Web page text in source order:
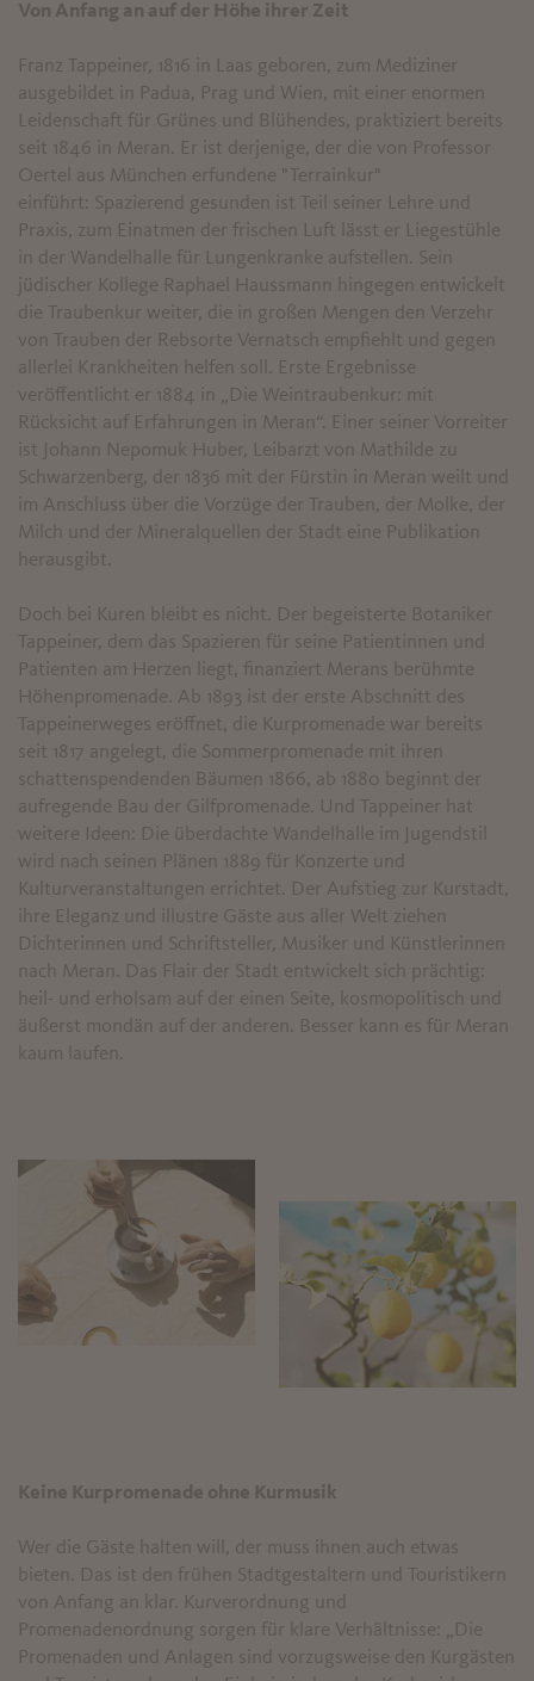
Von Anfang an auf der Höhe ihrer Zeit
Franz Tappeiner, 1816 in Laas geboren, zum Mediziner
ausgebildet in Padua, Prag und Wien, mit einer enormen
Leidenschaft für Grünes und Blühendes, praktiziert bereits
seit 1846 in Meran. Er ist derjenige, der die von Professor
Oertel aus München erfundene "Terrainkur"
einführt: Spazierend gesunden ist Teil seiner Lehre und
Praxis, zum Einatmen der frischen Luft lässt er Liegestühle
in der Wandelhalle für Lungenkranke aufstellen. Sein
jüdischer Kollege Raphael Haussmann hingegen entwickelt
die Traubenkur weiter, die in großen Mengen den Verzehr
von Trauben der Rebsorte Vernatsch empfiehlt und gegen
allerlei Krankheiten helfen soll. Erste Ergebnisse
veröffentlicht er 1884 in „Die Weintraubenkur: mit
Rücksicht auf Erfahrungen in Meran“. Einer seiner Vorreiter
ist Johann Nepomuk Huber, Leibarzt von Mathilde zu
Schwarzenberg, der 1836 mit der Fürstin in Meran weilt und
im Anschluss über die Vorzüge der Trauben, der Molke, der
Milch und der Mineralquellen der Stadt eine Publikation
herausgibt.
Doch bei Kuren bleibt es nicht. Der begeisterte Botaniker
Tappeiner, dem das Spazieren für seine Patientinnen und
Patienten am Herzen liegt, finanziert Merans berühmte
Höhenpromenade. Ab 1893 ist der erste Abschnitt des
Tappeinerweges eröffnet, die Kurpromenade war bereits
seit 1817 angelegt, die Sommerpromenade mit ihren
schattenspendenden Bäumen 1866, ab 1880 beginnt der
aufregende Bau der Gilfpromenade. Und Tappeiner hat
weitere Ideen: Die überdachte Wandelhalle im Jugendstil
wird nach seinen Plänen 1889 für Konzerte und
Kulturveranstaltungen errichtet. Der Aufstieg zur Kurstadt,
ihre Eleganz und illustre Gäste aus aller Welt ziehen
Dichterinnen und Schriftsteller, Musiker und Künstlerinnen
nach Meran. Das Flair der Stadt entwickelt sich prächtig:
heil- und erholsam auf der einen Seite, kosmopolitisch und
äußerst mondän auf der anderen. Besser kann es für Meran
kaum laufen.
Keine Kurpromenade ohne Kurmusik
Wer die Gäste halten will, der muss ihnen auch etwas
bieten. Das ist den frühen Stadtgestaltern und Touristikern
von Anfang an klar. Kurverordnung und
Promenadenordnung sorgen für klare Verhältnisse: „Die
Promenaden und Anlagen sind vorzugsweise den Kurgästen